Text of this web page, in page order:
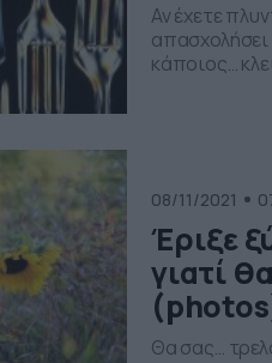
Αν έχετε
απασχολήσει
κάποιος…
08/11/2021
Έριξε
γιατί
Θα σας…